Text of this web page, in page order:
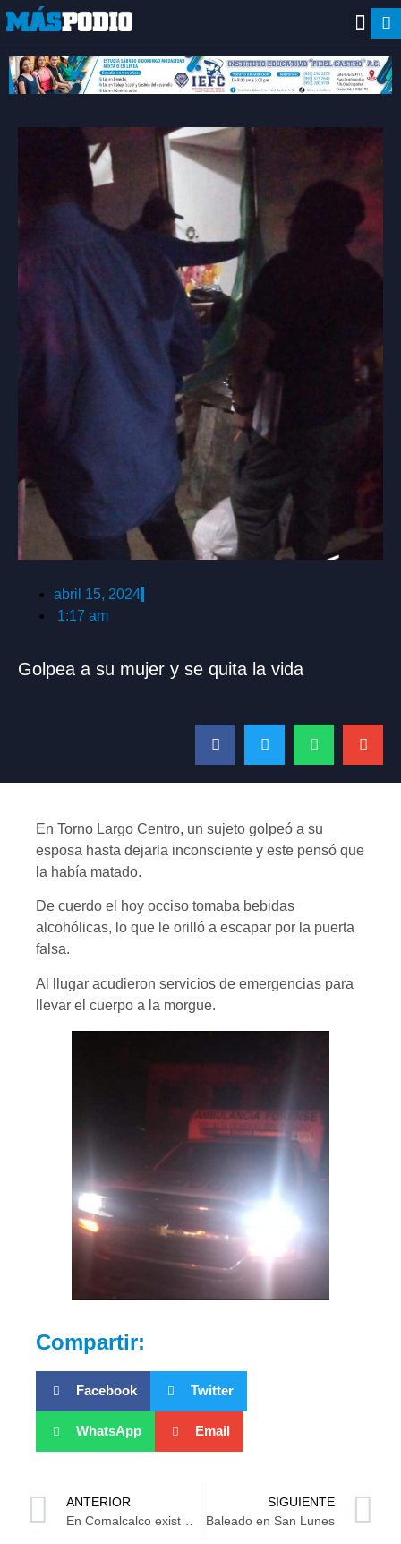
abril 15, 2024
1:17 am
Golpea a su mujer y se quita la vida
En Torno Largo Centro, un sujeto golpeó a su
esposa hasta dejarla inconsciente y este pensó que
la había matado.
De cuerdo el hoy occiso tomaba bebidas
alcohólicas, lo que le orilló a escapar por la puerta
falsa.
Al llugar acudieron servicios de emergencias para
llevar el cuerpo a la morgue.
Compartir:
Facebook Twitter
WhatsApp Email
ANTERIOR
En Comalcalco existen bases firmes para que siga la transformación: Ovidio Peralta
SIGUIENTE
Baleado en San Lunes